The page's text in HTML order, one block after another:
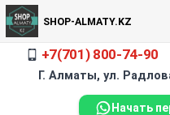
SHOP-ALMATY.KZ
+7(701) 800-74-90
Г. Алматы, ул.
Начать